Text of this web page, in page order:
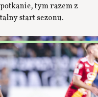
tym razem z
start sezonu.